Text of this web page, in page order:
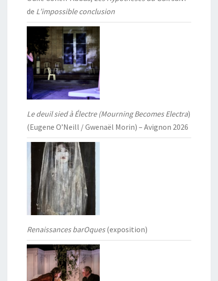
de L’impossible conclusion
Le deuil sied à Électre (Mourning Becomes Electra)
(Eugene O’Neill / Gwenaël Morin) – Avignon 2026
Renaissances barOques(exposition)